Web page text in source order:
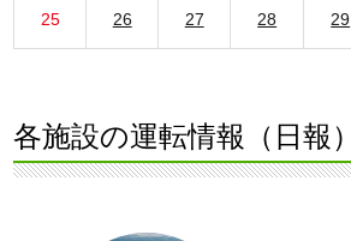
25 26 27 28 29
各施設の運転情報（日報）